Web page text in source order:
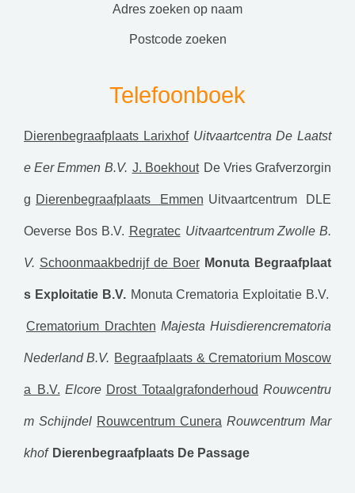
adres zoeken op naam
postcode zoeken
Telefoonboek
Dierenbegraafplaats Larixhof Uitvaartcentra De Laatst
e Eer Emmen B.V. J. Boekhout De Vries Grafverzorgin
g Dierenbegraafplaats Emmen Uitvaartcentrum DLE
Oeverse Bos B.V. Regratec Uitvaartcentrum Zwolle B.
V. Schoonmaakbedrijf de Boer Monuta Begraafplaat
s Exploitatie B.V. Monuta Crematoria Exploitatie B.V.
Crematorium Drachten Majesta Huisdierencrematoria
Nederland B.V. Begraafplaats & Crematorium Moscow
a B.V. Elcore Drost Totaalgrafonderhoud Rouwcentru
m Schijndel Rouwcentrum Cunera Rouwcentrum Mar
khof Dierenbegraafplaats De Passage